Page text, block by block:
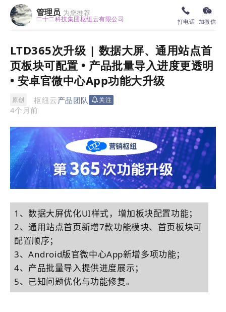
管理员 为您推荐
二十二科技集团枢纽云有限公司 打电话 加微信
LTD365次升级 | 数据大屏、通用站点首
页板块可配置 • 产品批量导入进度更透明
• 安卓官微中心App功能大升级
原创 枢纽云产品团队 关注
4个月前
1、数据大屏优化UI样式，增加板块配置功能；
2、通用站点首页新增7款功能模块、首页板块可
配置顺序；
3、Android版官微中心App新增多项功能；
4、产品批量导入提供进度展示；
5、已知问题优化与功能修复。